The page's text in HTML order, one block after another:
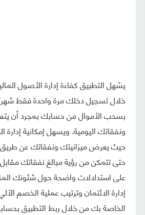
يسّهل التطبيق كفاءة إدارة الأصول
خلال تسجيل دخلك مرة واحدة فقط
بسحب الأموال من حسابك بمجرد أن
ونفقاتك اليومية. ويسهل إمكانية إدارة
حيث يعرض ميزانيتك ونفقاتك عن
حتى تتمكن من رؤية مبالغ نفقاتك
على استدلالات واضحة حول شئونك
إدارة الائتمان وترتيب عملية الخصم
الخاصة بك من خلال ربط التطبيق